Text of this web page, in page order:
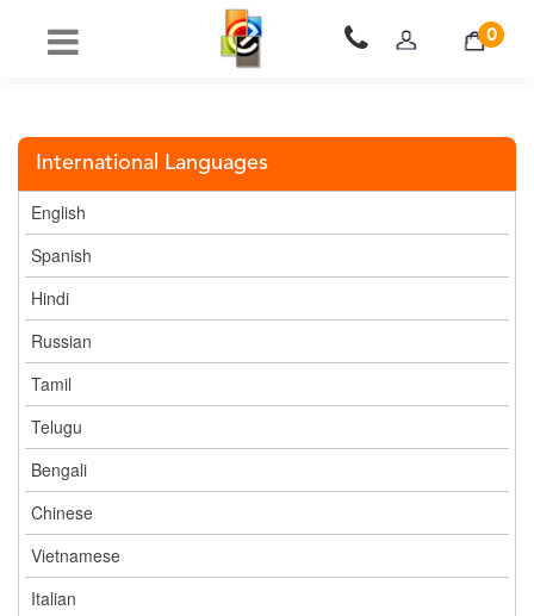
0
International Languages
English
Spanish
Hindi
Russian
Tamil
Telugu
Bengali
Chinese
Vietnamese
Italian